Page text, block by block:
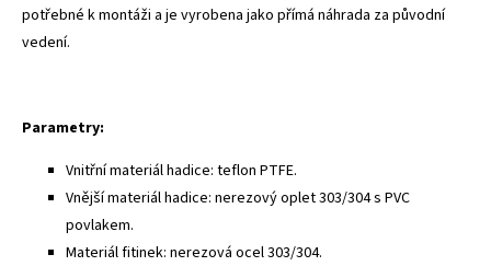
potřebné k montáži a je vyrobena jako přímá náhrada za původní
vedení.
Parametry:
Vnitřní materiál hadice: teflon PTFE.
Vnější materiál hadice: nerezový oplet 303/304 s PVC
povlakem.
Materiál fitinek: nerezová ocel 303/304.